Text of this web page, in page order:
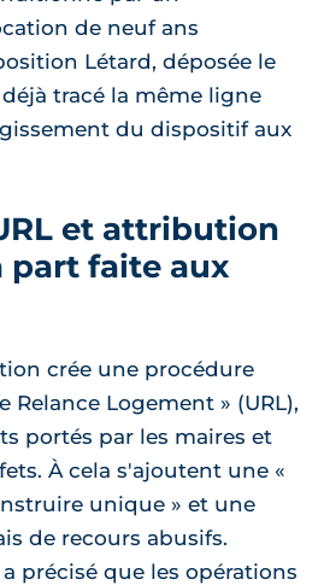
de neuf ans
Létard, déposée le
déjà tracé la même ligne
du dispositif aux
et attribution
part faite aux
crée une procédure
Relance Logement » (URL),
portés par les maires et
À cela s'ajoutent une «
unique » et une
de recours abusifs.
précisé que les opérations